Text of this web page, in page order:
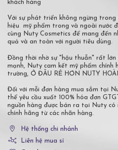
khách hàng
Với sự phát triển không ngừng trong
hiệu mỹ phẩm trong và ngoài nước
cùng Nuty Cosmetics để mang đến
quả và an toàn với người tiêu dùng.
Đồng thời nhờ sự "hậu thuẫn" rất
mạnh, Nuty cam kết mỹ phẩm
trường, Ở ĐÂU RẺ HƠN NUTY
Đối với mỗi đơn hàng mua sắm tại
thể yêu cầu xuất 100% hóa đơn
nguồn hàng được bán ra tại Nuty có
chính hãng từ các nhãn hàng.
Hệ thống chi nhánh
Liên hệ mua sỉ